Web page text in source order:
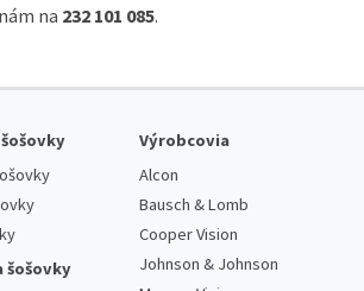
na 232 101 085.
šošovky
Výrobcovia
Alcon
Bausch & Lomb
Cooper Vision
Johnson & Johnson